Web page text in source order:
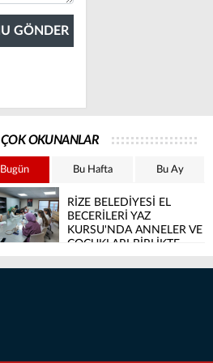
ÇOK OKUNANLAR
Bugün Bu Hafta Bu Ay
RİZE BELEDİYESİ EL
BECERİLERİ YAZ
KURSU'NDA ANNELER VE
ÇOCUKLARI BİRLİKTE